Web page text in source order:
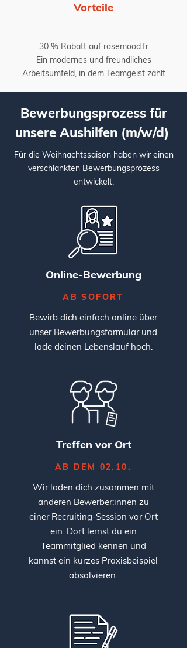
Vorteile
30 % Rabatt auf rosemood.fr
Ein modernes und freundliches
Arbeitsumfeld, in dem Teamgeist zählt
Bewerbungsprozess für
unsere Aushilfen (m/w/d)
Für die Weihnachtssaison haben wir einen
verschlankten Bewerbungsprozess
entwickelt.
Online-Bewerbung
AB SOFORT
Bewirb dich einfach online über
unser Bewerbungsformular und
lade deinen Lebenslauf hoch.
Treffen vor Ort
AB DEM 02.10.
Wir laden dich zusammen mit
anderen Bewerber:innen zu
einer Recruiting-Session vor Ort
ein. Dort lernst du ein
Teammitglied kennen und
kannst ein kurzes Praxisbeispiel
absolvieren.